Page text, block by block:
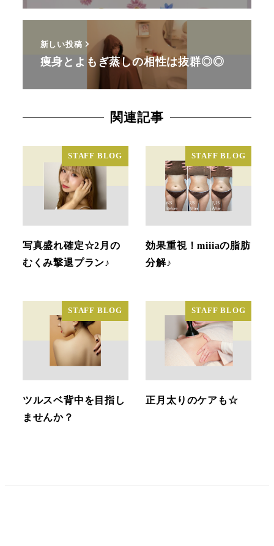
新しい投稿
痩身とよもぎ蒸しの相性は抜群◎◎
関連記事
STAFF BLOG
写真盛れ確定☆2月の
むくみ撃退プラン♪
STAFF BLOG
効果重視！miiiaの脂肪
分解♪
STAFF BLOG
ツルスベ背中を目指し
ませんか？
STAFF BLOG
正月太りのケアも☆